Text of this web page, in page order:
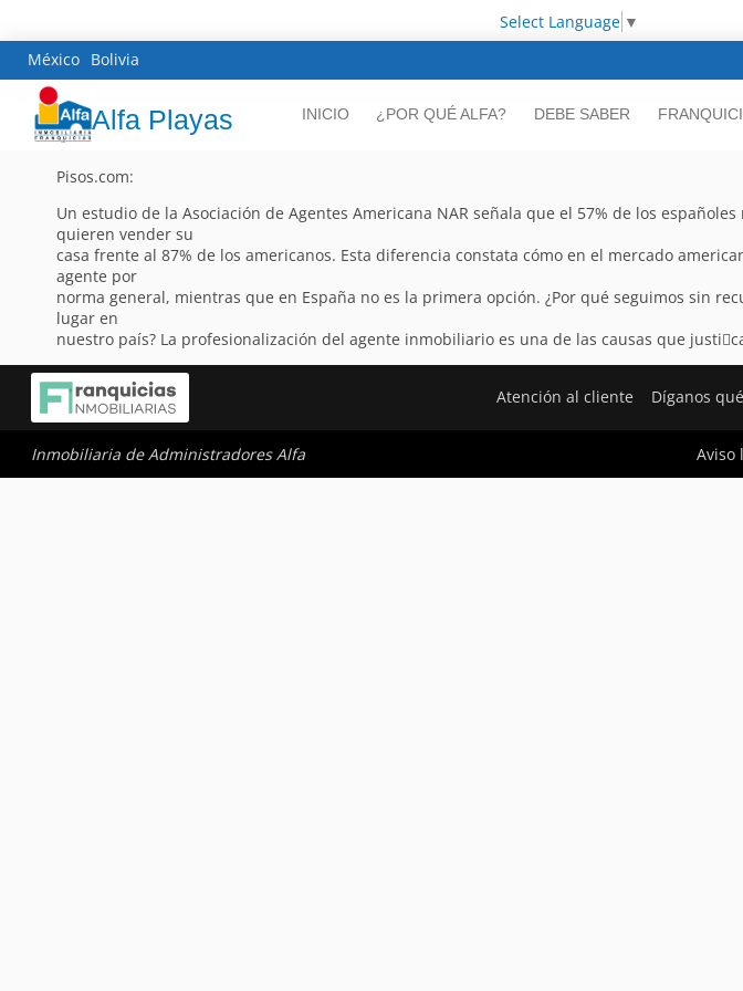
Select Language ▼
México Bolivia
Alfa Playas INICIO ¿POR QUÉ ALFA? DEBE SABER
Pisos.com:
Un estudio de la Asociación de Agentes Americana NAR señala que el 57% de los
quieren vender su
casa frente al 87% de los americanos. Esta diferencia constata cómo en el mercado
agente por
norma general, mientras que en España no es la primera opción. ¿Por qué seguimos sin
lugar en
nuestro país? La profesionalización del agente inmobiliario es una de las causas que
Atención al cliente Díganos
Inmobiliaria de Administradores Alfa Aviso